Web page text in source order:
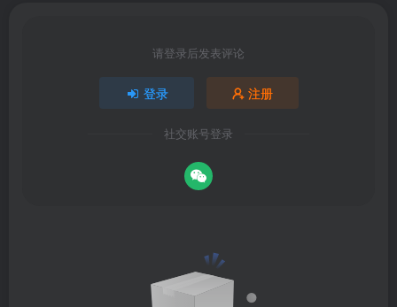
请登录后发表评论
登录 注册
社交账号登录